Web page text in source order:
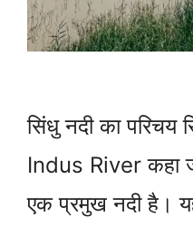
सिंधु नदी का परिचय
Indus River कहा
एक प्रमुख नदी है।